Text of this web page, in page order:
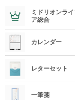
ミドリオンライ
ア総合
カレンダー
レターセット
一筆箋